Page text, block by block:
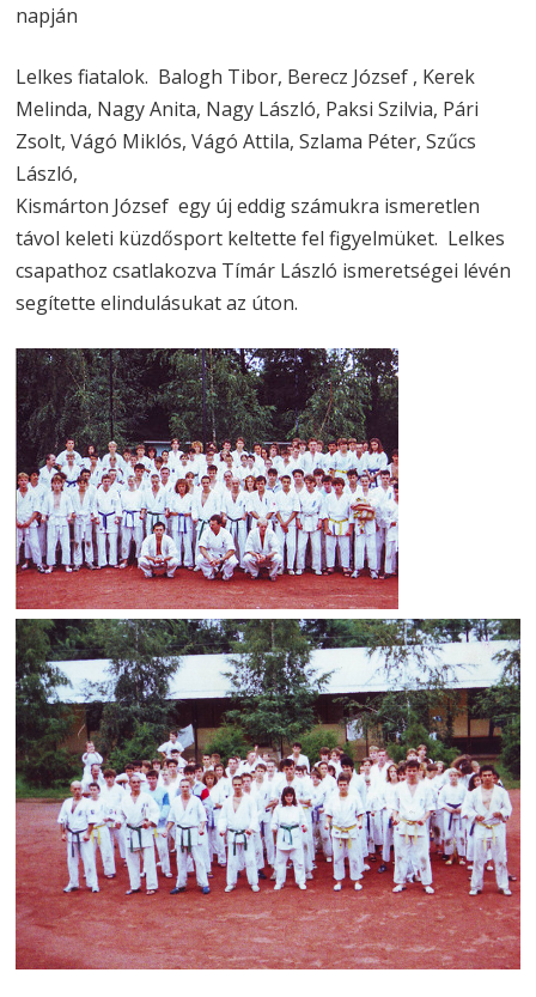
napján
Lelkes fiatalok. Balogh Tibor, Berecz József , Kerek
Melinda, Nagy Anita, Nagy László, Paksi Szilvia, Pári
Zsolt, Vágó Miklós, Vágó Attila, Szlama Péter, Szűcs
László,
Kismárton József egy új eddig számukra ismeretlen
távol keleti küzdősport keltette fel figyelmüket. Lelkes
csapathoz csatlakozva Tímár László ismeretségei lévén
segítette elindulásukat az úton.